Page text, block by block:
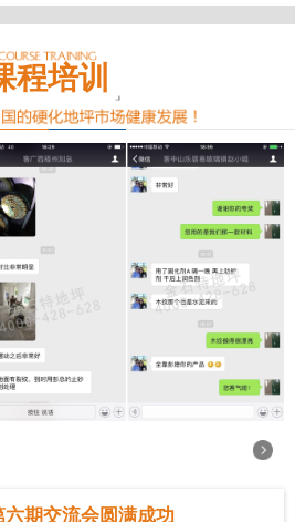
程培训
六期交流会圆满成功